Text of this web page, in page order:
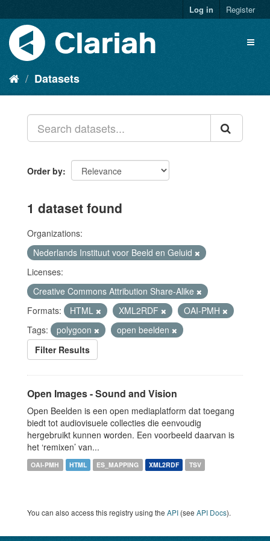
Log in Register
Datasets
Order by
1 dataset found
Organizations:
Nederlands Instituut voor Beeld en Geluid
Licenses:
Creative Commons Attribution Share-Alike
Formats:
HTML XML2RDF
OAI-PMH
Tags:
polygoon
open beelden
Filter Results
Open Images - Sound and Vision
Open Beelden is een open mediaplatform dat toegang
biedt tot audiovisuele collecties die eenvoudig
hergebruikt kunnen worden. Een voorbeeld daarvan is
het ‘remixen’ van...
OAI-PMH HTML ES_MAPPING XML2RDF TSV
You can also access this registry using the API (see API Docs).